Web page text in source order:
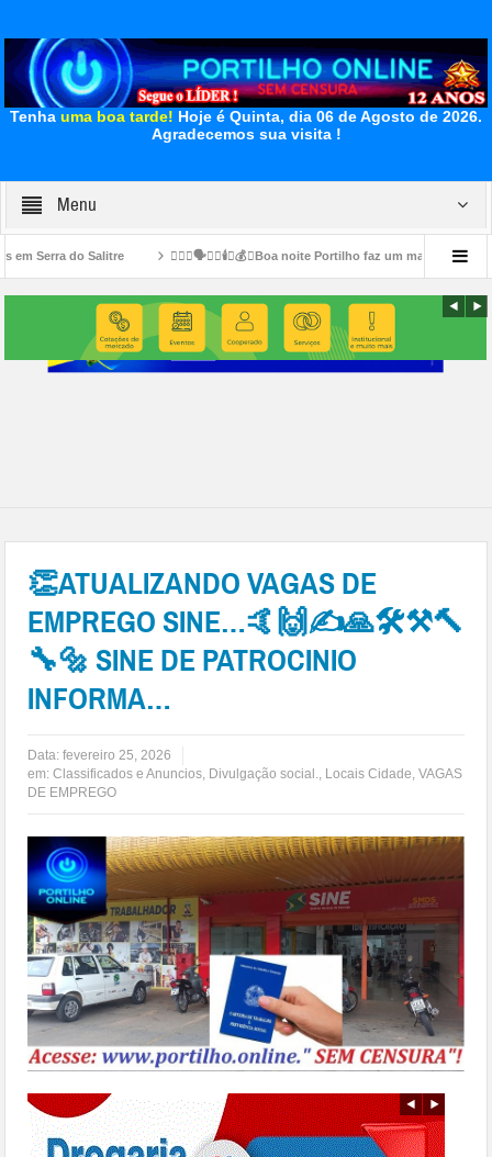
Tenha uma boa tarde! Hoje é Quinta, dia 06 de Agosto de 2026.
Agradecemos sua visita !
Menu
👉🏻😱🗣️🔦💡🕯️💸💰💡Boa noite Portilho faz um materia sobre esse preços
👉🏻🪜🙌🏻👏🏻👍🏻🤝🐦🧢Escada 🪜 de acesso. Aqui você 🫵🏻 paga seus
👏ATUALIZANDO VAGAS DE
EMPREGO SINE…🤙🙌✍🙏🛠⚒🔨
🔧🔩 SINE DE PATROCINIO
INFORMA…
Data:fevereiro 25, 2026
em:Classificados e Anuncios, Divulgação social., Locais Cidade,VAGAS
DE EMPREGO